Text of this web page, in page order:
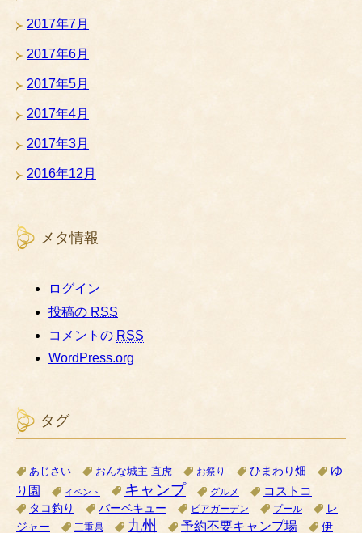
2017年7月
2017年6月
2017年5月
2017年4月
2017年3月
2016年12月
メタ情報
ログイン
投稿の RSS
コメントの RSS
WordPress.org
タグ
あじさい おんな城主 直虎 お祭り ひまわり畑
ゆ
り園
イベント キャンプ グルメ コストコ
タコ釣り バーベキュー ビアガーデン プール
レ
ジャー
三重県 九州 予約不要キャンプ場
伊